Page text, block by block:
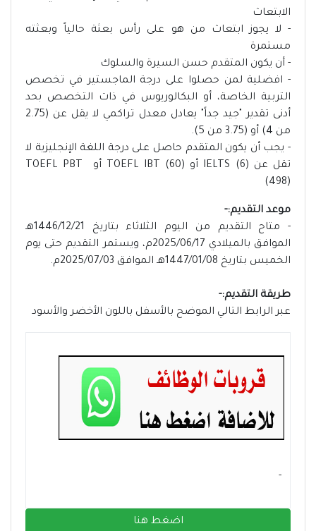
الابتعاث
- لا يجوز ابتعاث من هو على رأس بعثة حالياً وبعثته
مستمرة
- أن يكون المتقدم حسن السيرة والسلوك
- افضلية لمن حصلوا على درجة الماجستير في تخصص
التربية الخاصة، أو البكالوريوس في ذات التخصص بحد
أدنى تقدير "جيد جداً" يعادل معدل تراكمي لا يقل عن (2.75
من 4) أو (3.75 من 5).
- يجب أن يكون المتقدم حاصل على درجة اللغة الإنجليزية لا
تقل عن IELTS (6) أو TOEFL IBT (60) أو TOEFL PBT
(498)
موعد التقديم:-
- متاح التقديم من اليوم الثلاثاء بتاريخ 1446/12/21هـ
الموافق بالميلادي 2025/06/17م، ويستمر التقديم حتى يوم
الخميس بتاريخ 1447/01/08هـ الموافق 2025/07/03م.
طريقة التقديم:-
عبر الرابط التالي الموضح بالأسفل باللون الأخضر والأسود
- ‏
اضغط هنا